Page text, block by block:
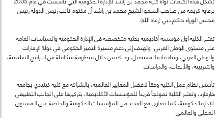
برعاية كريمة من صاحب السمو الشيخ محمد بن راشد آل مكتوم نائب رئيس الدولة رئيس
مجلس الوزراء حاكم دبي (رعاه الله).
تعتبر الكلية أول مؤسسة أكاديمية بحثية متخصصة في الإدارة الحكومية والسياسات العامة
على مستوى الوطن العربي، وتهدف إلى دعم مسيرة التميز الحكومي في دولة الإمارات
والوطن العربي، وبناء قادة المستقبل، وذلك من خلال منظومة متكاملة من البرامج التعليمية،
والتدريبية، والأبحاث، والدراسات.
تأسس نظام عمل الكلية وفقاً لأفضل المعايير العالمية، بالشراكة مع كلية كينيدي بجامعة
هارفارد، وتعتبر الكلية نموذجاً فريداً للمؤسسات الأكاديمية، بتركيزها على الجانب التطبيقي
للإدارة الحكومية، كما تتعاون مع العديد من المؤسسات الحكومية والخاصة على المستوى
المحلي والعالمي.